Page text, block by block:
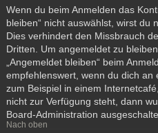
Wenn du beim Anmelden das
bleiben“ nicht auswählst, wirst du
Dies verhindert den Missbrauch
Dritten. Um angemeldet zu
„Angemeldet bleiben“ beim
empfehlenswert, wenn du dich an
zum Beispiel in einem
nicht zur Verfügung steht, dann
Board-Administration
Nach oben